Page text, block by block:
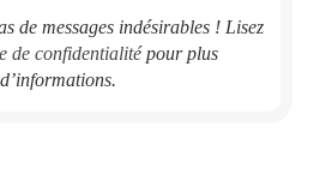
de messages indésirables ! Lisez
de confidentialitépour plus
d’informations.